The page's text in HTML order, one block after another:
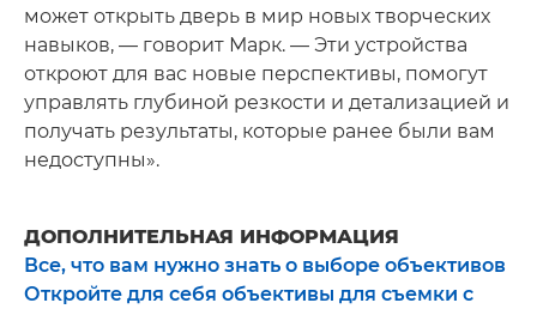
может открыть дверь в мир новых творческих
навыков, — говорит Марк. — Эти устройства
откроют для вас новые перспективы, помогут
управлять глубиной резкости и детализацией и
получать результаты, которые ранее были вам
недоступны».
ДОПОЛНИТЕЛЬНАЯ ИНФОРМАЦИЯ
Все, что вам нужно знать о выборе объективов
Откройте для себя объективы для съемки с